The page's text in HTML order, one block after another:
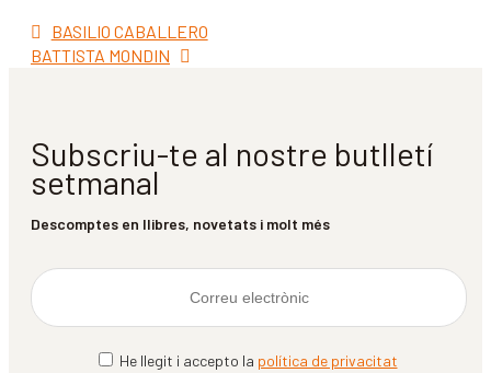
Navegació
d'entrades
Entrada
anterior:
BASILIO CABALLERO
Pròxima
BATTISTA MONDIN
Subscriu-te al nostre butlletí
setmanal
Descomptes en llibres, novetats i molt més
He llegit i accepto la política de privacitat